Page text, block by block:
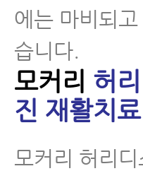
척추유합술
척추운동법
섬유근육통
수술 후 통증
에는 마비되
습니다.
모커리 허
진 재활치
모커리 허리